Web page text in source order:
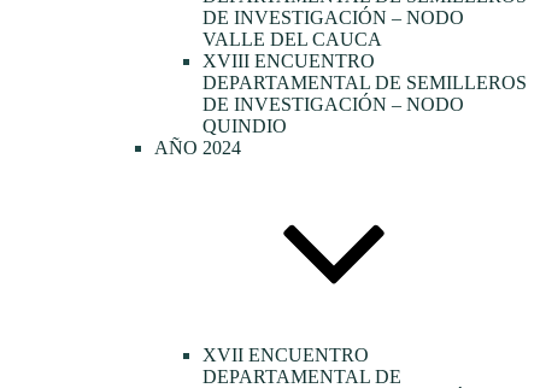
DE INVESTIGACIÓN – NODO
VALLE DEL CAUCA
XVIII ENCUENTRO
DEPARTAMENTAL DE SEMILLEROS
DE INVESTIGACIÓN – NODO
QUINDIO
AÑO 2024
XVII ENCUENTRO
DEPARTAMENTAL DE